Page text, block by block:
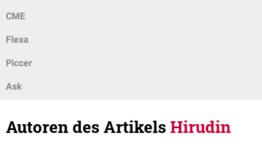
CME
Flexa
Piccer
Ask
Autoren des ArtikelsHirudin